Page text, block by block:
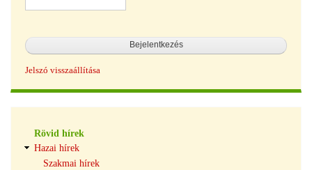
Jelszó visszaállítása
navigáció
Rövid hírek
Hazai hírek
Szakmai hírek